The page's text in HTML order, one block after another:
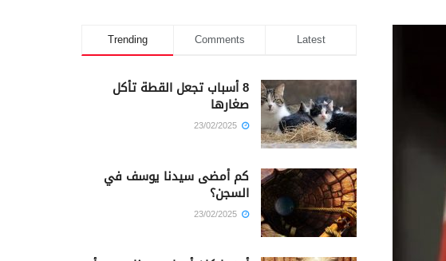
Trending Comments Latest
8 أسباب تجعل القطة تأكل
صغارها
كم أمضى سيدنا يوسف في
السجن؟